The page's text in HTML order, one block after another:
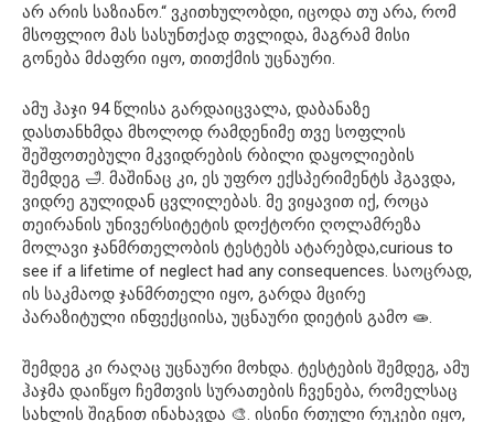
არ არის საზიანო.“ ვკითხულობდი, იცოდა თუ არა, რომ
მსოფლიო მას სასუნთქად თვლიდა, მაგრამ მისი
გონება მძაფრი იყო, თითქმის უცნაური.
ამუ ჰაჯი 94 წლისა გარდაიცვალა, დაბანაზე
დასთანხმდა მხოლოდ რამდენიმე თვე სოფლის
შეშფოთებული მკვიდრების რბილი დაყოლიების
შემდეგ 🛁. მაშინაც კი, ეს უფრო ექსპერიმენტს ჰგავდა,
ვიდრე გულიდან ცვლილებას. მე ვიყავით იქ, როცა
თეირანის უნივერსიტეტის დოქტორი ღოლამრეზა
მოლავი ჯანმრთელობის ტესტებს ატარებდა,curious to
see if a lifetime of neglect had any consequences. საოცრად,
ის საკმაოდ ჯანმრთელი იყო, გარდა მცირე
პარაზიტული ინფექციისა, უცნაური დიეტის გამო 🧫.
შემდეგ კი რაღაც უცნაური მოხდა. ტესტების შემდეგ, ამუ
ჰაჯმა დაიწყო ჩემთვის სურათების ჩვენება, რომელსაც
სახლის შიგნით ინახავდა 🎨. ისინი რთული რუკები იყო,